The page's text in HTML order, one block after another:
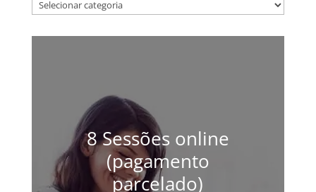
8 Sessões online
(pagamento
parcelado)